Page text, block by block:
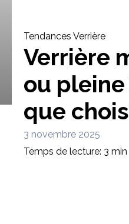
Bibliothèque
Tendances Verrière
Verrière
ou
que
3 novembre 2025
Temps de lecture: 3 min